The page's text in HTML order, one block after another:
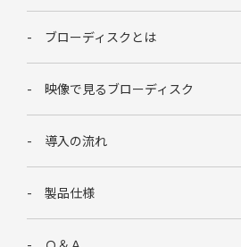
ブローディスクとは
映像で見るブローディスク
導入の流れ
製品仕様